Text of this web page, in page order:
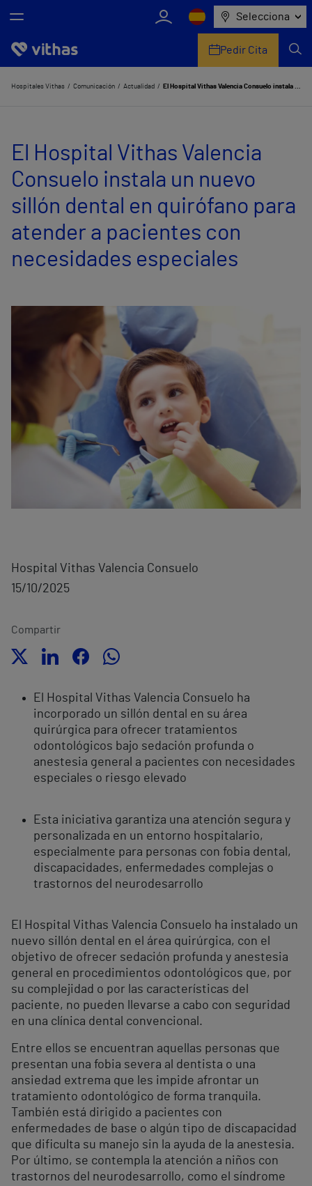
Selecciona
Nosotros
Servicios de salud
Equipo médico y asistencial
Comunicación
Pedir Cita
Hospitales Vithas Comunicación Actualidad El Hospital Vithas Valencia Consuelo instala un nuevo sillón dental en quirófano para atender a pacientes con necesidades especiales
El Hospital Vithas Valencia
Consuelo instala un nuevo
sillón dental en quirófano para
atender a pacientes con
necesidades especiales
Hospital Vithas Valencia Consuelo
15/10/2025
Compartir
El Hospital Vithas Valencia Consuelo ha
incorporado un sillón dental en su área
quirúrgica para ofrecer tratamientos
odontológicos bajo sedación profunda o
anestesia general a pacientes con necesidades
especiales o riesgo elevado
Esta iniciativa garantiza una atención segura y
personalizada en un entorno hospitalario,
especialmente para personas con fobia dental,
discapacidades, enfermedades complejas o
trastornos del neurodesarrollo
El Hospital Vithas Valencia Consuelo ha instalado un
nuevo sillón dental en el área quirúrgica, con el
objetivo de ofrecer sedación profunda y anestesia
general en procedimientos odontológicos que, por
su complejidad o por las características del
paciente, no pueden llevarse a cabo con seguridad
en una clínica dental convencional.
Entre ellos se encuentran aquellas personas que
presentan una fobia severa al dentista o una
ansiedad extrema que les impide afrontar un
tratamiento odontológico de forma tranquila.
También está dirigido a pacientes con
enfermedades de base o algún tipo de discapacidad
que dificulta su manejo sin la ayuda de la anestesia.
Por último, se contempla la atención a niños con
trastornos del neurodesarrollo, como el síndrome